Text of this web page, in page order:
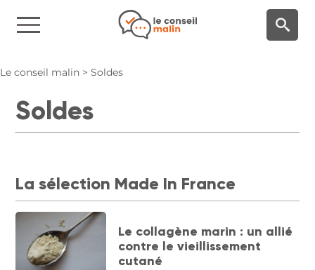
Le conseil malin > Soldes
Soldes
La sélection Made In France
Le collagène marin : un allié
contre le vieillissement
cutané